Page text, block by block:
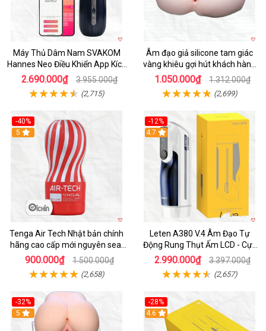
Máy Thủ Dâm Nam SVAKOM
Hannes Neo Điều Khiển App Kích
Thích
2.690.000₫ 3.955.000₫
(2,715)
Âm đạo giả silicone tam giác
vàng khiêu gợi hút khách hàng
nam
1.050.000₫ 1.312.000₫
(2,699)
-40%
Hot
5
Tenga Air Tech Nhật bản chính
hãng cao cấp mới nguyên seal
giá tốt
900.000₫ 1.500.000₫
(2,658)
-12%
Hot
4.7
Leten A380 V.4 Âm Đạo Tự
Động Rung Thụt Ấm LCD - Cực
Phê
2.990.000₫ 3.397.000₫
(2,657)
-32%
Hot
5
-28%
Hot
4.6